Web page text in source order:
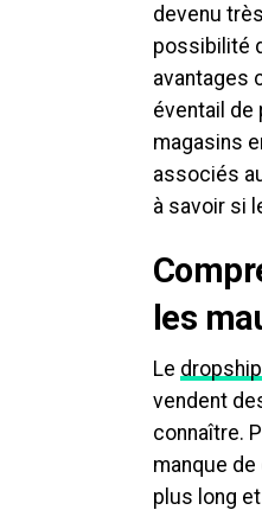
devenu
possibilité
avantages
éventail
magasins
associés
à savoir si
les
Le
vendent
connaître.
manque
plus long